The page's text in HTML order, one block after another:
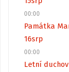
00:00
Památka
16srp
00:00
Letní